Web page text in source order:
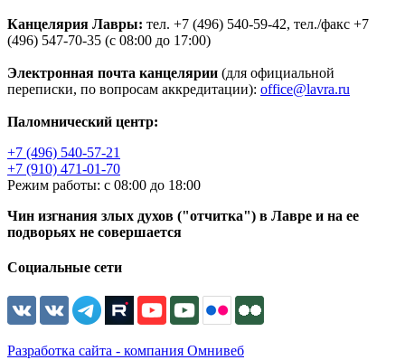
Канцелярия Лавры: тел. +7 (496) 540-59-42, тел./факс +7
(496) 547-70-35 (с 08:00 до 17:00)
Электронная почта канцелярии (для официальной
переписки, по вопросам аккредитации): office@lavra.ru
Паломнический центр:
+7 (496) 540-57-21
+7 (910) 471-01-70
Режим работы: с 08:00 до 18:00
Чин изгнания злых духов ("отчитка") в Лавре и на ее
подворьях не совершается
Социальные сети
Разработка сайта - компания Омнивеб